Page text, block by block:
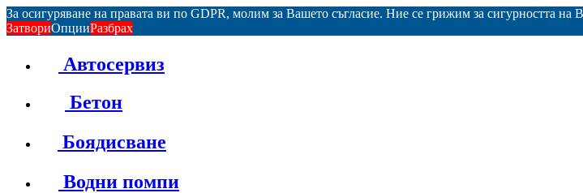
За осигуряване на правата ви по GDPR, молим за Вашето съгласие. Ние се грижим за сигурността
ЗатвориОпцииРазбрах
Автосервиз
Бетон
Боядисване
Водни помпи